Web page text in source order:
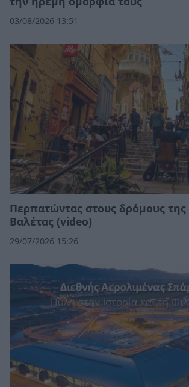
03/08/2026 13:51
Περπατώντας στους δρόμους της
Βαλέτας (video)
29/07/2026 15:26